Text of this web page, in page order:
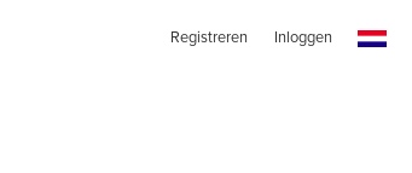
Registreren Inloggen